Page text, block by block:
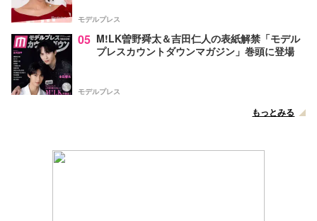
モデルプレス
05 M!LK曽野舜太＆吉田仁人の表紙解禁「モデル
プレスカウントダウンマガジン」巻頭に登場
モデルプレス
もっとみる